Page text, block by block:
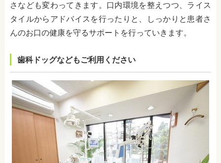
さなども変わってきます。口内環境を整えつつ、ライス
タイルからアドバイスを行ったりと、しっかりと患者さ
んのお口の健康を守るサポートを行っていきます。
歯科ドッグなどもご利用ください